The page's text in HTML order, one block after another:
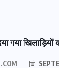
गया खिलाड़ियों